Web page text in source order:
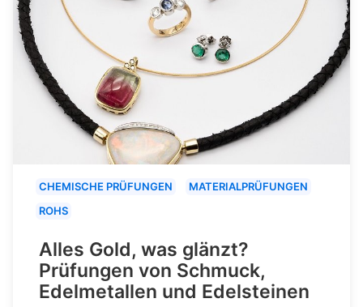
CHEMISCHE PRÜFUNGEN
MATERIALPRÜFUNGEN
ROHS
Alles Gold, was glänzt?
Prüfungen von Schmuck,
Edelmetallen und Edelsteinen